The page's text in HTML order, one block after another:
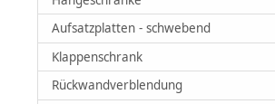
Aufsatzplatten - schwebend
Klappenschrank
Rückwandverblendung